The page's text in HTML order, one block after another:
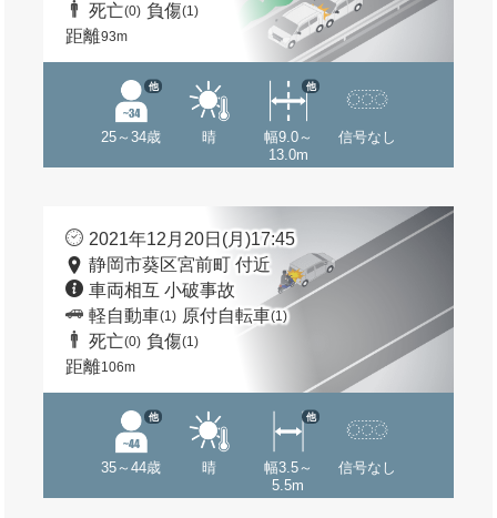
死亡(0) 負傷(1)
距離93m
25～34歳
他
晴
幅9.0～
13.0m
他
信号なし
2021年12月20日(月)17:45
静岡市葵区宮前町 付近
車両相互 小破事故
軽自動車(1) 原付自転車(1)
死亡(0) 負傷(1)
距離106m
35～44歳
他
晴
幅3.5～
5.5m
他
信号なし